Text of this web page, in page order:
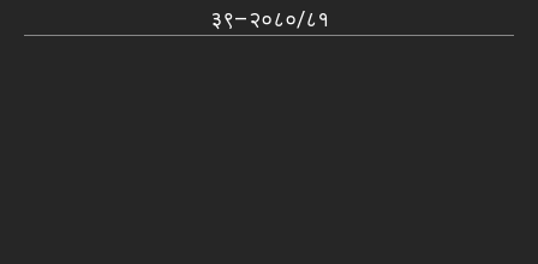
३९–२०८०/८१